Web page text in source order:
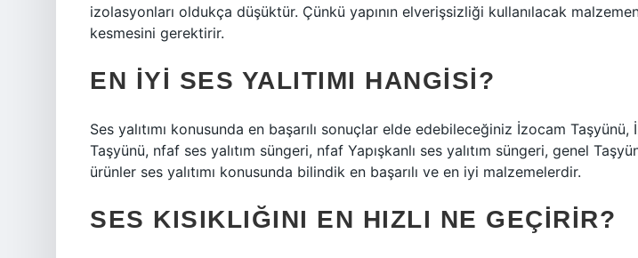
izolasyonları oldukça düşüktür. Çünkü yapının elverişsizliği kullanılacak
kesmesini gerektirir.
EN IYI SES YALITIMI HANGISI?
Ses yalıtımı konusunda en başarılı sonuçlar elde edebileceğiniz İzocam
Taşyünü, nfaf ses yalıtım süngeri, nfaf Yapışkanlı ses yalıtım süngeri, genel
ürünler ses yalıtımı konusunda bilindik en başarılı ve en iyi malzemelerdir.
SES KISIKLIĞINI EN HIZLI NE GEÇIRIR?